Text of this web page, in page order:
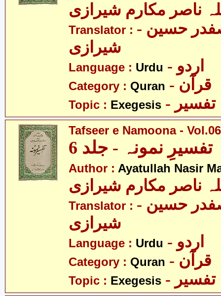
ناصر مکارم شیرازی
Translator : - مولانا سید صفدر حسین
شیرازی
Language : Urdu - اردو
Category : Quran - قرآن
Topic : Exegesis - تفسیر
Tafseer e Namoona - Vol.06
تفسیرِ نمونہ - جلد 6
Author : Ayatullah Nasir
ناصر مکارم شیرازی
Translator : - مولانا سید صفدر حسین
شیرازی
Language : Urdu - اردو
Category : Quran - قرآن
Topic : Exegesis - تفسیر